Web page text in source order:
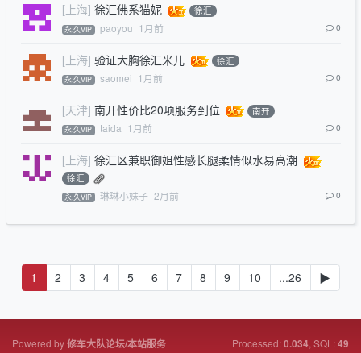
[上海] 徐汇佛系猫妮 徐汇
永.久VIP paoyou 1月前 0
[上海] 验证大胸徐汇米儿 徐汇
永.久VIP saomei 1月前 0
[天津] 南开性价比20项服务到位 南开
永.久VIP taida 1月前 0
[上海] 徐汇区兼职御姐性感长腿柔情似水易高潮
徐汇
永.久VIP 琳琳小妹子 2月前 0
1 2 3 4 5 6 7 8 9 10 ...26 ▶
Powered by修车大队论坛/本站服务
Processed:0.034, SQL:49